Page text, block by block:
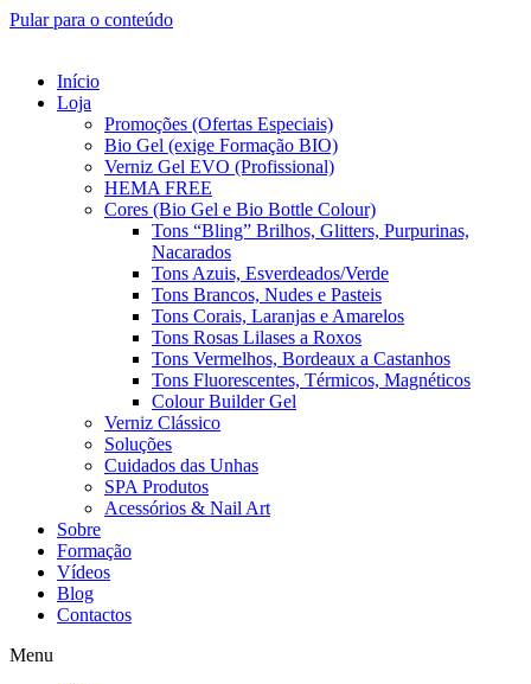
Pular para o conteúdo
Início
Loja
Promoções (Ofertas Especiais)
Bio Gel (exige Formação BIO)
Verniz Gel EVO (Profissional)
HEMA FREE
Cores (Bio Gel e Bio Bottle Colour)
Tons “Bling” Brilhos, Glitters, Purpurinas,
Nacarados
Tons Azuis, Esverdeados/Verde
Tons Brancos, Nudes e Pasteis
Tons Corais, Laranjas e Amarelos
Tons Rosas Lilases a Roxos
Tons Vermelhos, Bordeaux a Castanhos
Tons Fluorescentes, Térmicos, Magnéticos
Colour Builder Gel
Verniz Clássico
Soluções
Cuidados das Unhas
SPA Produtos
Acessórios & Nail Art
Sobre
Formação
Vídeos
Blog
Contactos
Menu